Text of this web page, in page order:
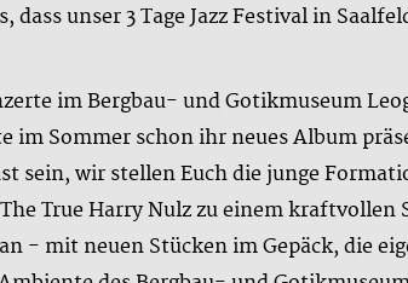
unser 3 Tage Jazz Festival in
im Bergbau- und Gotikmuseum
Sommer schon ihr neues Album
sein, wir stellen Euch die junge
True Harry Nulz zu einem kraftvollen
- mit neuen Stücken im Gepäck, die